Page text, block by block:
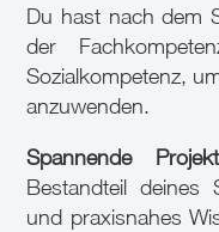
Du hast nach dem
der
Sozialkompetenz,
anzuwenden.
Spannende
Bestandteil deines
und praxisnahes